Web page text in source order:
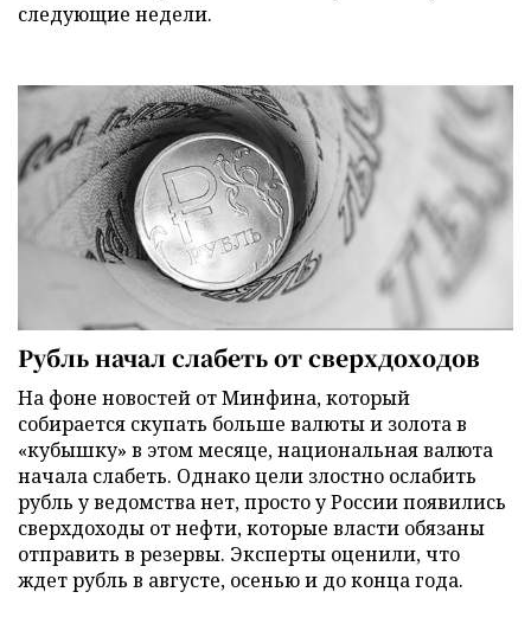
следующие недели.
Рубль начал слабеть от сверхдоходов
На фоне новостей от Минфина, который
собирается скупать больше валюты и золота в
«кубышку» в этом месяце, национальная валюта
начала слабеть. Однако цели злостно ослабить
рубль у ведомства нет, просто у России появились
сверхдоходы от нефти, которые власти обязаны
отправить в резервы. Эксперты оценили, что
ждет рубль в августе, осенью и до конца года.